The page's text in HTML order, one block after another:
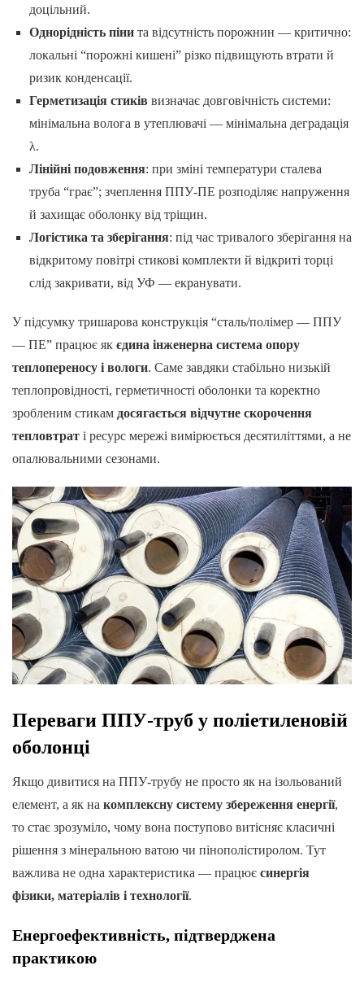
доцільний.
Однорідність пінита відсутність порожнин — критично:
локальні “порожні кишені” різко підвищують втрати й
ризик конденсації.
Герметизація стиків визначає довговічність системи:
мінімальна волога в утеплювачі — мінімальна деградація
λ.
Лінійні подовження: при зміні температури сталева
труба “грає”; зчеплення ППУ-ПЕ розподіляє напруження
й захищає оболонку від тріщин.
Логістика та зберігання: під час тривалого зберігання на
відкритому повітрі стикові комплекти й відкриті торці
слід закривати, від УФ — екранувати.
У підсумку тришарова конструкція “сталь/полімер — ППУ
— ПЕ” працює як єдина інженерна система опору
теплопереносу і вологи. Саме завдяки стабільно низькій
теплопровідності, герметичності оболонки та коректно
зробленим стикам досягається відчутне скорочення
тепловтрат і ресурс мережі вимірюється десятиліттями, а не
опалювальними сезонами.
Переваги ППУ-труб у поліетиленовій
оболонці
Якщо дивитися на ППУ-трубу не просто як на ізольований
елемент, а як на комплексну систему збереження енергії,
то стає зрозуміло, чому вона поступово витісняє класичні
рішення з мінеральною ватою чи пінополістиролом. Тут
важлива не одна характеристика — працює синергія
фізики, матеріалів і технології.
Енергоефективність, підтверджена
практикою